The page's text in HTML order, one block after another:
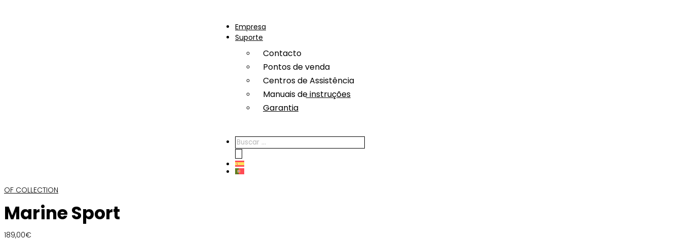
Empresa
Suporte
Contacto
Pontos de venda
Centros de Assistência
Manuais de instruções
Garantia
Products
search
OF COLLECTION
Marine Sport
189,00€